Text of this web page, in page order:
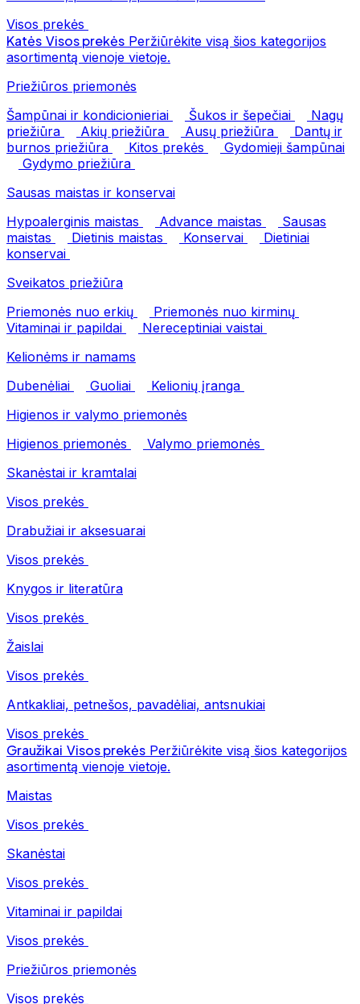
Visos prekės
Katės Visos prekės Peržiūrėkite visą šios kategorijos
asortimentą vienoje vietoje.
Priežiūros priemonės
Šampūnai ir kondicionieriai
Šukos ir šepečiai
Nagų
priežiūra
Akių priežiūra Ausų priežiūra
Dantų ir
burnos priežiūra
Kitos prekės
Gydomieji šampūnai
Gydymo priežiūra
Sausas maistas ir konservai
Hypoalerginis maistas
Advance maistas
Sausas
maistas
Dietinis maistas Konservai
Dietiniai
konservai
Sveikatos priežiūra
Priemonės nuo erkių
Priemonės nuo kirminų
Vitaminai ir papildai
Nereceptiniai vaistai
Kelionėms ir namams
Dubenėliai
Guoliai
Kelionių įranga
Higienos ir valymo priemonės
Higienos priemonės
Valymo priemonės
Skanėstai ir kramtalai
Visos prekės
Drabužiai ir aksesuarai
Visos prekės
Knygos ir literatūra
Visos prekės
Žaislai
Visos prekės
Antkakliai, petnešos, pavadėliai, antsnukiai
Visos prekės
Graužikai Visos prekės Peržiūrėkite visą šios kategorijos
asortimentą vienoje vietoje.
Maistas
Visos prekės
Skanėstai
Visos prekės
Vitaminai ir papildai
Visos prekės
Priežiūros priemonės
Visos prekės